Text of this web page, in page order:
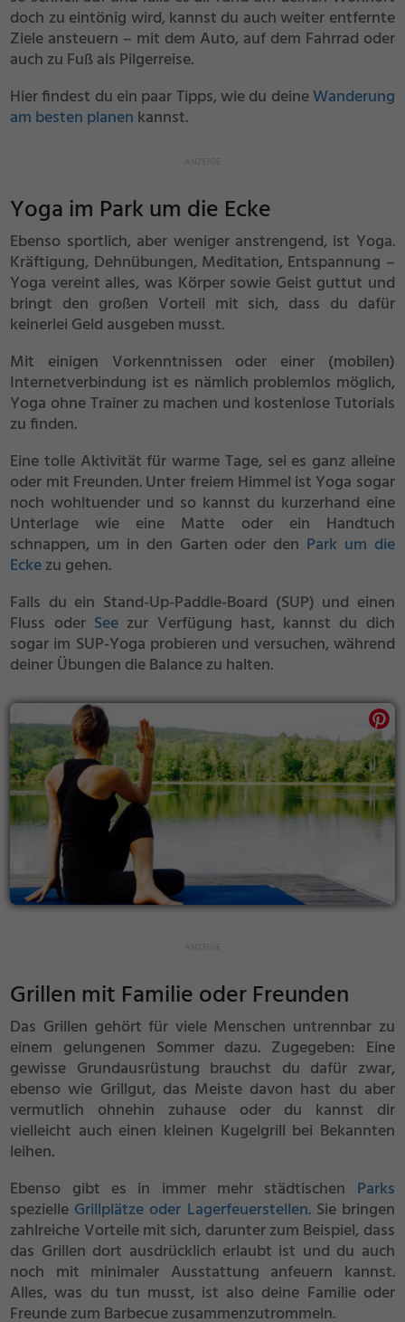
doch zu eintönig wird, kannst du auch weiter entfernte
Ziele ansteuern – mit dem Auto, auf dem Fahrrad oder
auch zu Fuß als Pilgerreise.
Hier findest du ein paar Tipps, wie du deineWanderung
am besten planen kannst.
Yoga im Park um die Ecke
Ebenso sportlich, aber weniger anstrengend, ist Yoga.
Kräftigung, Dehnübungen, Meditation, Entspannung –
Yoga vereint alles, was Körper sowie Geist guttut und
bringt den großen Vorteil mit sich, dass du dafür
keinerlei Geld ausgeben musst.
Mit einigen Vorkenntnissen oder einer (mobilen)
Internetverbindung ist es nämlich problemlos möglich,
Yoga ohne Trainer zu machen und kostenlose Tutorials
zu finden.
Eine tolle Aktivität für warme Tage, sei es ganz alleine
oder mit Freunden. Unter freiem Himmel ist Yoga sogar
noch wohltuender und so kannst du kurzerhand eine
Unterlage wie eine Matte oder ein Handtuch
schnappen, um in den Garten oder den Park um die
Eckezu gehen.
Falls du ein Stand-Up-Paddle-Board (SUP) und einen
Fluss oder Seezur Verfügung hast, kannst du dich
sogar im SUP-Yoga probieren und versuchen, während
deiner Übungen die Balance zu halten.
Grillen mit Familie oder Freunden
Das Grillen gehört für viele Menschen untrennbar zu
einem gelungenen Sommer dazu. Zugegeben: Eine
gewisse Grundausrüstung brauchst du dafür zwar,
ebenso wie Grillgut, das Meiste davon hast du aber
vermutlich ohnehin zuhause oder du kannst dir
vielleicht auch einen kleinen Kugelgrill bei Bekannten
leihen.
Ebenso gibt es in immer mehr städtischen Parks
spezielle Grillplätze oder Lagerfeuerstellen. Sie bringen
zahlreiche Vorteile mit sich, darunter zum Beispiel, dass
das Grillen dort ausdrücklich erlaubt ist und du auch
noch mit minimaler Ausstattung anfeuern kannst.
Alles, was du tun musst, ist also deine Familie oder
Freunde zum Barbecue zusammenzutrommeln.